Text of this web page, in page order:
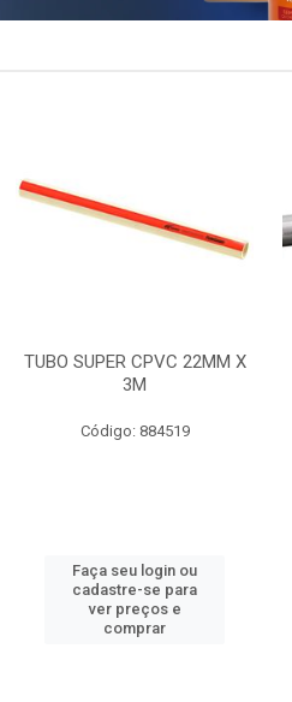
TUBO SUPER CPVC 22MM X
3M
Código: 884519
Faça seu login ou
cadastre-se para
ver preços e
comprar